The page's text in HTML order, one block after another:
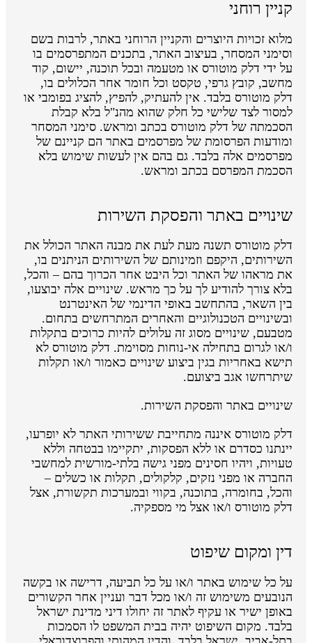
קניין רוחני
מלוא זכויות היוצרים והקניין הרוחני באתר, לרבות בשם
וסימני המסחר, בעיצוב האתר, בתכנים המתפרסמים בו
על ידי דלק מוטורס או מטעמה ובכל תוכנה, יישום, קוד
מחשב, קובץ גרפי, טקסט וכל חומר אחר הכלולים בו,
דלק מוטורס בלבד. אין להעתיק, להפיץ, להציג בפומבי או
למסור לצד שלישי כל חלק שהוא מהנ"ל בלא קבלת
הסכמתה של דלק מוטורס בכתב ומראש. סימני המסחר
ומודעות הפרסומת של מפרסמים באתר הם קניינם של
מפרסמים אלה בלבד. גם בהם אין לעשות שימוש בלא
הסכמת המפרסם בכתב ומראש.
שינויים באתר והפסקת השירות
דלק מוטורס תשנה מעת לעת את מבנה האתר הכולל את
השירותים, היקפם וזמינותם של השירותים הניתנים בו,
את מראהו של האתר וכל היבט אחר הכרוך בהם – והכל,
בלא צורך להודיע לך על כך מראש. שינויים אלה יבוצעו,
בין השאר, בהתחשב באופי הדינמי של האינטרנט
ובשינויים הטכנולוגיים והאחרים המתרחשים בתחום.
מטבעם, שינויים מסוג זה עלולים להיות כרוכים בתקלות
ו/או לגרום בתחילה אי-נוחות מסוימת. דלק מוטורס לא
תישא באחריות בגין ביצוע שינויים כאמור ו/או תקלות
שיתרחשו אגב ביצועם.
שינויים באתר והפסקת השירות.
דלק מוטורס איננה מתחייבת ששירותי האתר לא יופרעו,
יינתנו כסדרם או ללא הפסקות, יתקיימו בבטחה וללא
טעויות, ויהיו חסינים מפני גישה בלתי-מורשית למחשבי
החברה או מפני נזקים, קלקולים, תקלות או כשלים –
והכל, בחומרה, בתוכנה, בקווי ובמערכות תקשורת, אצל
דלק מוטורס ו/או אצל מי מספקיה.
דין ומקום שיפוט
על כל שימוש באתר ו/או על כל תביעה, דרישה או בקשה
הנובעים משימוש זה ו/או מכל דבר ועניין אחר הקשורים
באופן ישיר או עקיף לאתר זה יחולו דיני מדינת ישראל
בלבד. מקום השיפוט יהיה בבית המשפט לו הסמכות